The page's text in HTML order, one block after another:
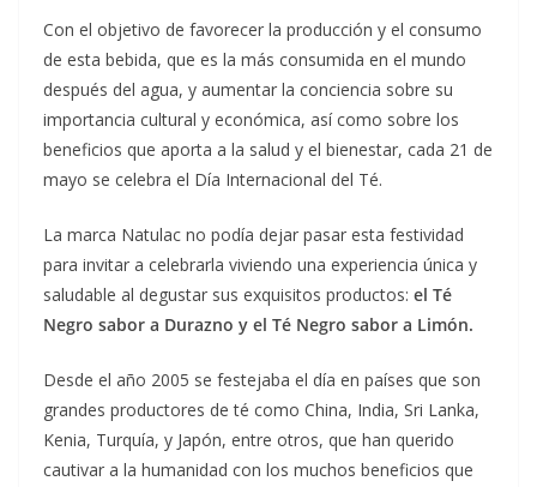
Con el objetivo de favorecer la producción y el consumo
de esta bebida, que es la más consumida en el mundo
después del agua, y aumentar la conciencia sobre su
importancia cultural y económica, así como sobre los
beneficios que aporta a la salud y el bienestar, cada 21 de
mayo se celebra el Día Internacional del Té.
La marca Natulac no podía dejar pasar esta festividad
para invitar a celebrarla viviendo una experiencia única y
saludable al degustar sus exquisitos productos: el Té
Negro sabor a Durazno y el Té Negro sabor a Limón.
Desde el año 2005 se festejaba el día en países que son
grandes productores de té como China, India, Sri Lanka,
Kenia, Turquía, y Japón, entre otros, que han querido
cautivar a la humanidad con los muchos beneficios que